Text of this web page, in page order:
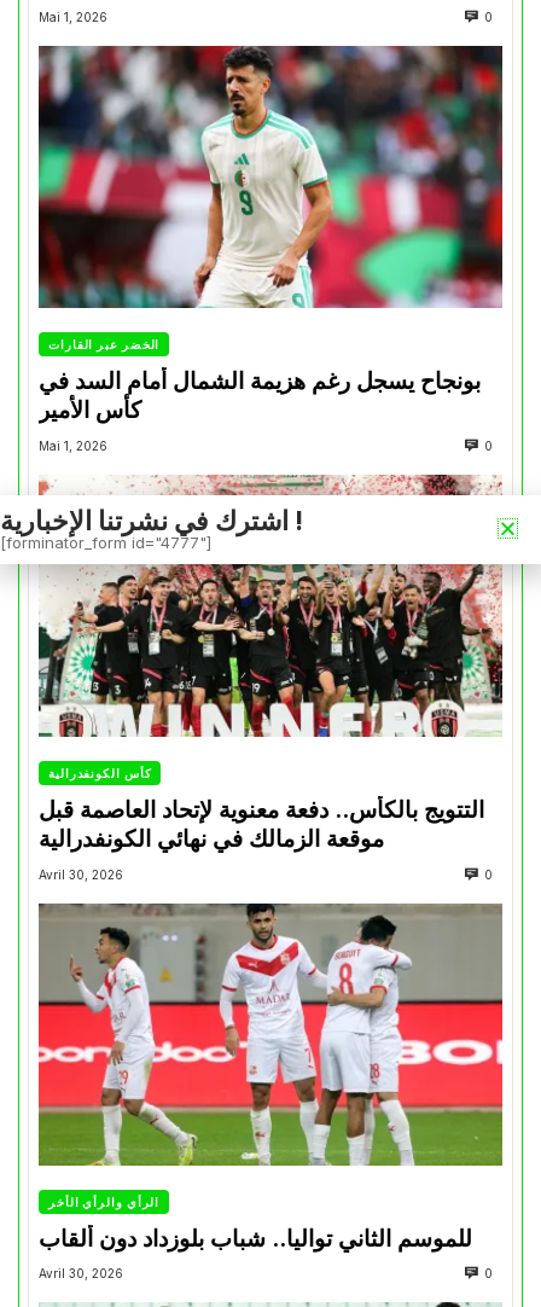
Mai 1, 2026 0
الخضر عبر القارات
بونجاح يسجل رغم هزيمة الشمال أمام السد في
كأس الأمير
Mai 1, 2026 0
كأس الكونفدرالية
التتويج بالكأس.. دفعة معنوية لإتحاد العاصمة قبل
موقعة الزمالك في نهائي الكونفدرالية
Avril 30, 2026 0
الرأي والرأي الأخر
للموسم الثاني تواليا.. شباب بلوزداد دون ألقاب
Avril 30, 2026 0
اشترك في نشرتنا الإخبارية !
[forminator_form id="4777"]